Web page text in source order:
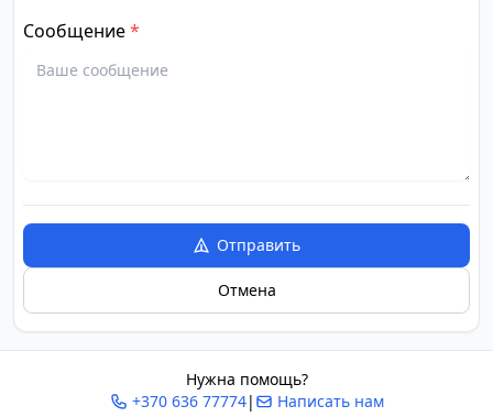
Сообщение*
Отмена
Отправить
Нужна помощь?
+370 636 77774| Написать нам